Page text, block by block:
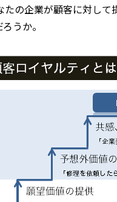
の企業が顧客に対し
うか。